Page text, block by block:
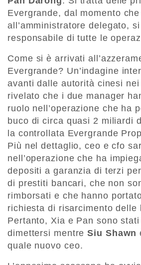
Evergrande, dal momento
all’amministratore delegato,
responsabile di tutte le
Come si è arrivati
Evergrande? Un’indagine
avanti dalle autorità cinesi
rivelato che i due manager
ruolo nell’operazione che ha
buco di circa quasi 2 miliardi
la controllata Evergrande
Più nel dettaglio, ceo e cfo
nell’operazione che ha
depositi a garanzia di terzi
di prestiti bancari, che non
rimborsati e che hanno
richiesta di risarcimento delle
Pertanto, Xia e Pan sono
dimettersi mentreSiu Shawn
quale nuovo ceo.